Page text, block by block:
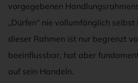
vorgegebenen
„Dürfen“ nie vollumfänglich
dieser Rahmen ist nur begrenzt
beeinflussbar, hat aber
auf sein Handeln.